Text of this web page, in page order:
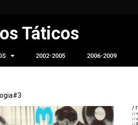
Táticos
2002-2005 2006-2009